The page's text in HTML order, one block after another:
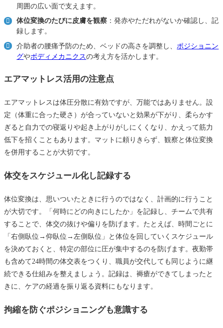
周囲の広い面で支えます。
体位変換のたびに皮膚を観察 ：発赤やただれがないか確認し、記
録します。
介助者の腰痛予防のため、ベッドの高さを調整し、 ポジショニン
グやボディメカニクスの考え方を活かします。
エアマットレス活用の注意点
エアマットレスは体圧分散に有効ですが、万能ではありません。設
定（体重に合った硬さ）が合っていないと効果が下がり、柔らかす
ぎると自力での寝返りや起き上がりがしにくくなり、かえって筋力
低下を招くこともあります。マットに頼りきらず、観察と体位変換
を併用することが大切です。
体交をスケジュール化し記録する
体位変換は、思いついたときに行うのではなく、計画的に行うこと
が大切です。「何時にどの向きにしたか」を記録し、チームで共有
することで、体交の抜けや偏りを防げます。たとえば、時間ごとに
「右側臥位→仰臥位→左側臥位」と体位を回していくスケジュール
を決めておくと、特定の部位に圧が集中するのを防げます。夜勤帯
も含めて24時間の体交表をつくり、職員が交代しても同じように継
続できる仕組みを整えましょう。記録は、褥瘡ができてしまったと
きに、ケアの経過を振り返る資料にもなります。
拘縮を防ぐポジショニングも意識する